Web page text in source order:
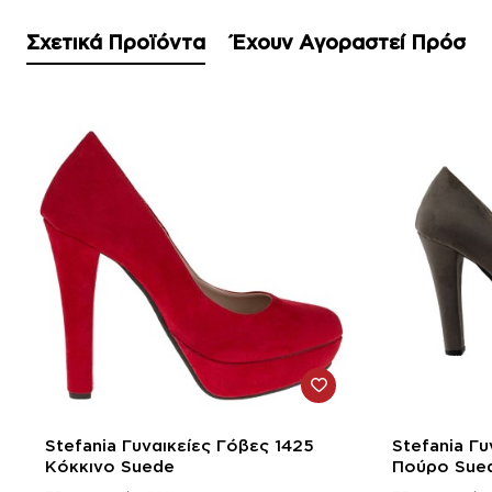
Σχετικά Προϊόντα Έχουν Αγοραστεί
-58%
Stefania Γυναικείες Γόβες 1425
Κόκκινο Suede
-58%
Stefania
Πούρο